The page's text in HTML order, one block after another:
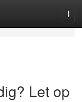
Let op